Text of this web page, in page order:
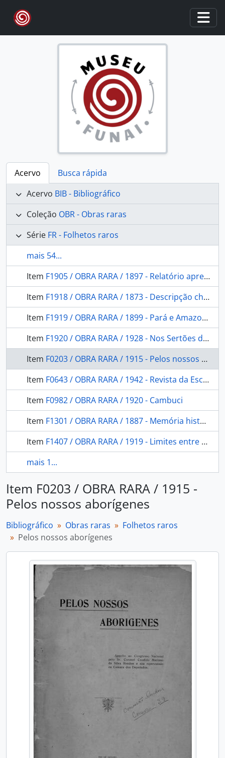
Skip to main content
Acervo
Busca rápida
Acervo BIB - Bibliográfico
Coleção OBR - Obras raras
Série FR - Folhetos raros
mais 54...
Item F1905 / OBRA RARA / 1897 - Relatório apresentado ao Exmo. Sr. Lauro Sodré, Governador do estado do Pará, pelo diretor do Museu Paraense
Item F1918 / OBRA RARA / 1873 - Descripção chorographica do Estado do Gram-Pará: que por ordem alphabetica descreveu João Vasco Manoel de Braum, governador da Praça de Macapá em o anno de 1789.
Item F1919 / OBRA RARA / 1899 - Pará e Amazonas: questão de limites.
Item F1920 / OBRA RARA / 1928 - Nos Sertões do Gurupy
Item F0203 / OBRA RARA / 1915 - Pelos nossos aborígenes
Item F0643 / OBRA RARA / 1942 - Revista da Escola Militar
Item F0982 / OBRA RARA / 1920 - Cambuci
Item F1301 / OBRA RARA / 1887 - Memória histórica sobre os indígenas de Matto Grosso
Item F1407 / OBRA RARA / 1919 - Limites entre os estados de Matto Grosso e Goyaz
mais 1...
Item F0203 / OBRA RARA / 1915 -
Pelos nossos aborígenes
Bibliográfico Obras raras
Folhetos raros
Pelos nossos aborígenes